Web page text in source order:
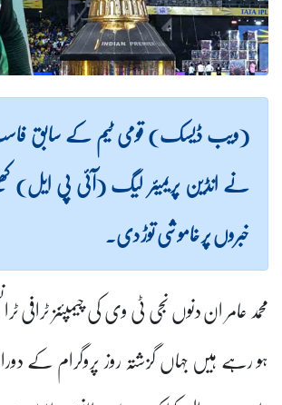
(ویب ڈیسک) قومی ٹیم کے سابق فاسٹ
نے انڈین پریمیئر لیگ (آئی پی ایل)
خبروں پر خاموشی توڑ دی۔
محمد عامر ان دنوں نجی ٹی وی کی چیمپئنز
ہو رہے ہیں جہاں گزشتہ روز پروگرام کے